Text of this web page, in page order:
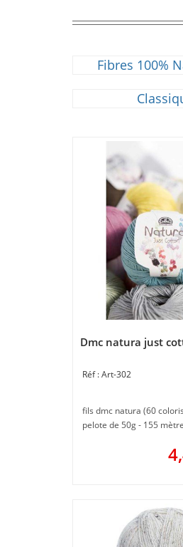
Fibres 100%
Dmc natura just
Art-302
fils dmc natura (60
pelote de 50g - 155